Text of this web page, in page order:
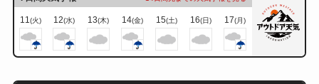
11(火) 12(水) 13(木) 14(金) 15(土) 16(日) 17(月)